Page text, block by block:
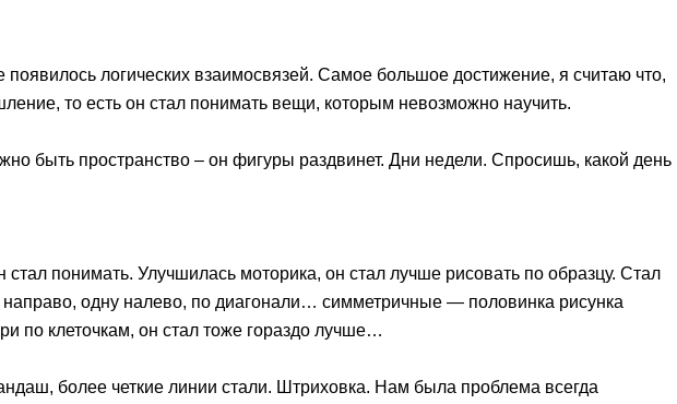
логических взаимосвязей. Самое большое достижение, я считаю что,
то есть он стал понимать вещи, которым невозможно научить.
быть пространство – он фигуры раздвинет. Дни недели. Спросишь, какой день
стал понимать. Улучшилась моторика, он стал лучше рисовать по образцу. Стал
направо, одну налево, по диагонали… симметричные — половинка рисунка
по клеточкам, он стал тоже гораздо лучше…
более четкие линии стали. Штриховка. Нам была проблема всегда